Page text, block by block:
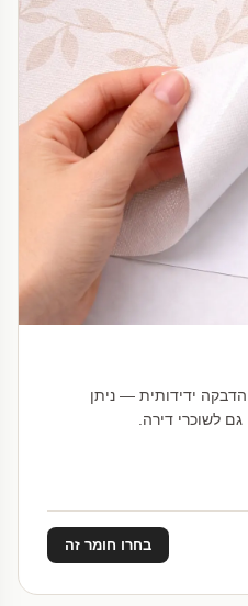
ידידותית — ניתן
לשוכרי דירה.
בחרו חומר זה